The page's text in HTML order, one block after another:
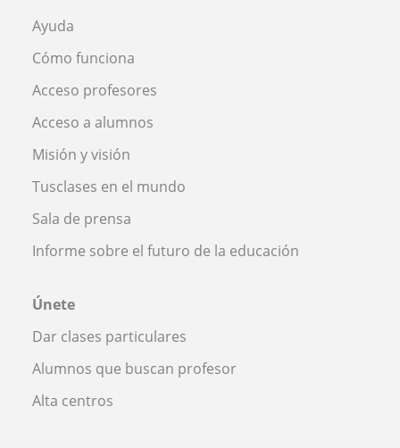
Ayuda
Cómo funciona
Acceso profesores
Acceso a alumnos
Misión y visión
Tusclases en el mundo
Sala de prensa
Informe sobre el futuro de la educación
Únete
Dar clases particulares
Alumnos que buscan profesor
Alta centros